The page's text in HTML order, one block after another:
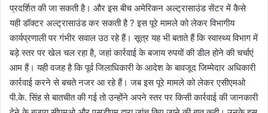
प्रदर्शित की जा सकती है। और इस बीच अमेरिकन अल्ट्रासाउंड सेंटर में कैसे
यही डॉक्टर अल्ट्रासाउंड कर सकती है ? इस पूरे मामले को लेकर विभागीय
कार्यप्रणाली पर गंभीर सवाल उठ रहे हैं। सूत्र यह भी बताते हैं कि स्वास्थ्य विभाग में
बड़े स्तर पर खेल चल रहा है, जहां कार्रवाई के बजाय रुपयों की डील होने की चर्चाएं
आम हैं। यही वजह है कि पूर्व जिलाधिकारी के आदेश के बावजूद जिम्मेदार अधिकारी
कार्रवाई करने से बचते नजर आ रहे हैं। जब इस पूरे मामले को लेकर एसीएमओ
पी.के. सिंह से बातचीत की गई तो उन्होंने अपने स्तर पर किसी कार्रवाई की जानकारी